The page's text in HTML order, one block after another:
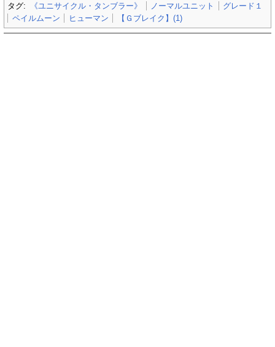
タグ: 《ユニサイクル・タンブラー》 ノーマルユニット
グレード１
ペイルムーン
ヒューマン 【Ｇブレイク】(1)